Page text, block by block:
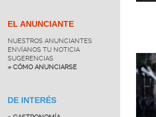
EL ANUNCIANTE
NUESTROS ANUNCIANTES
ENVÍANOS TU NOTICIA
SUGERENCIAS
» CÓMO ANUNCIARSE
DE INTERÉS